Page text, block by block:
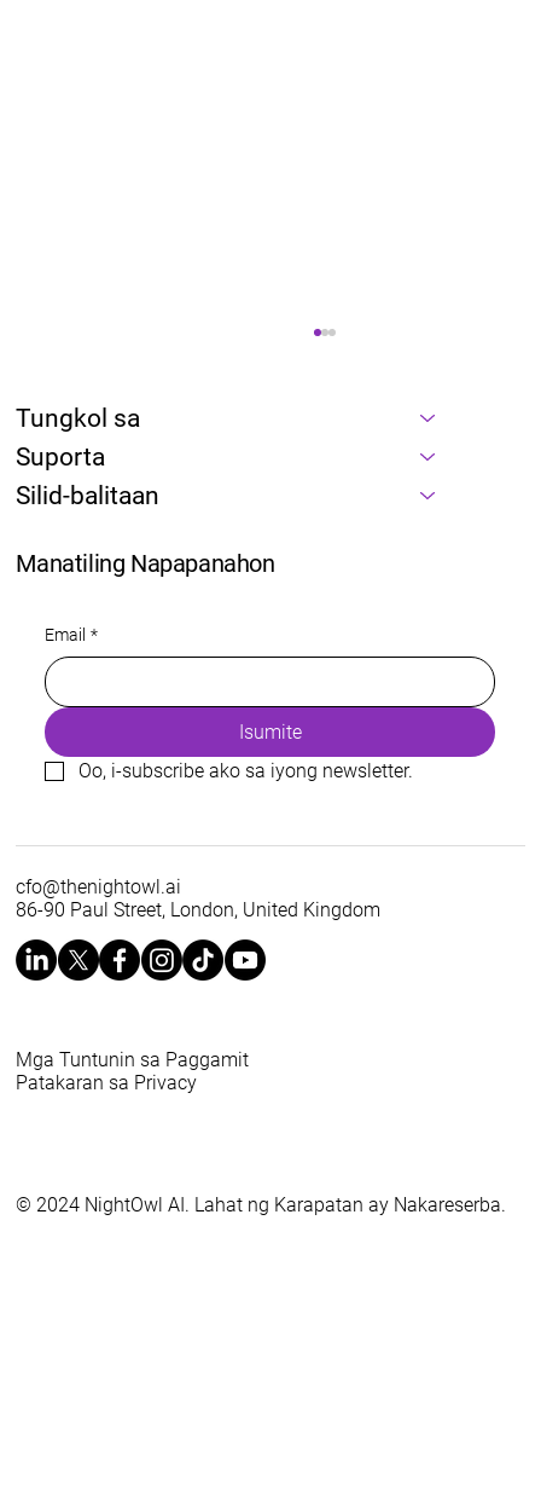
Tungkol sa
Suporta
Silid-balitaan
Manatiling Napapanahon
Email *
Isumite
Oo, i-subscribe ako sa iyong newsletter.
cfo@thenightowl.ai
86-90 Paul Street, London, United Kingdom
Mga Tuntunin sa Paggamit
Patakaran sa Privacy
© 2024 NightOwl AI. Lahat ng Karapatan ay Nakareserba.